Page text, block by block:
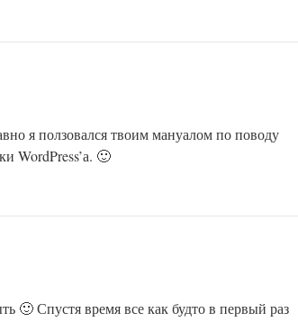
я ползовался твоим мануалом по поводу
WordPress’а. 🙂
🙂 Спустя время все как будто в первый раз